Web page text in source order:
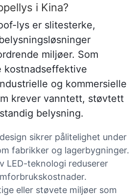
i Kina?
lys er slitesterke,
miljøer. Som
kostnadseffektive
og kommersielle
krever vanntett, støvtett
belysning.
sikrer pålitelighet under
fabrikker og lagerbygninger.
LED-teknologi reduserer
eller støvete miljøer som